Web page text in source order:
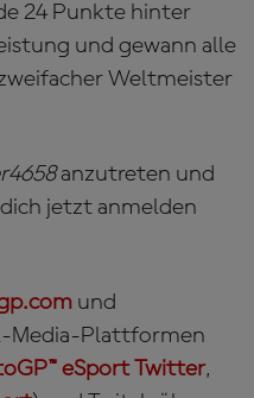
24 Punkte hinter
und gewann alle
Weltmeister
anzutreten und
jetzt anmelden
und
Media-Plattformen
eSport Twitter,